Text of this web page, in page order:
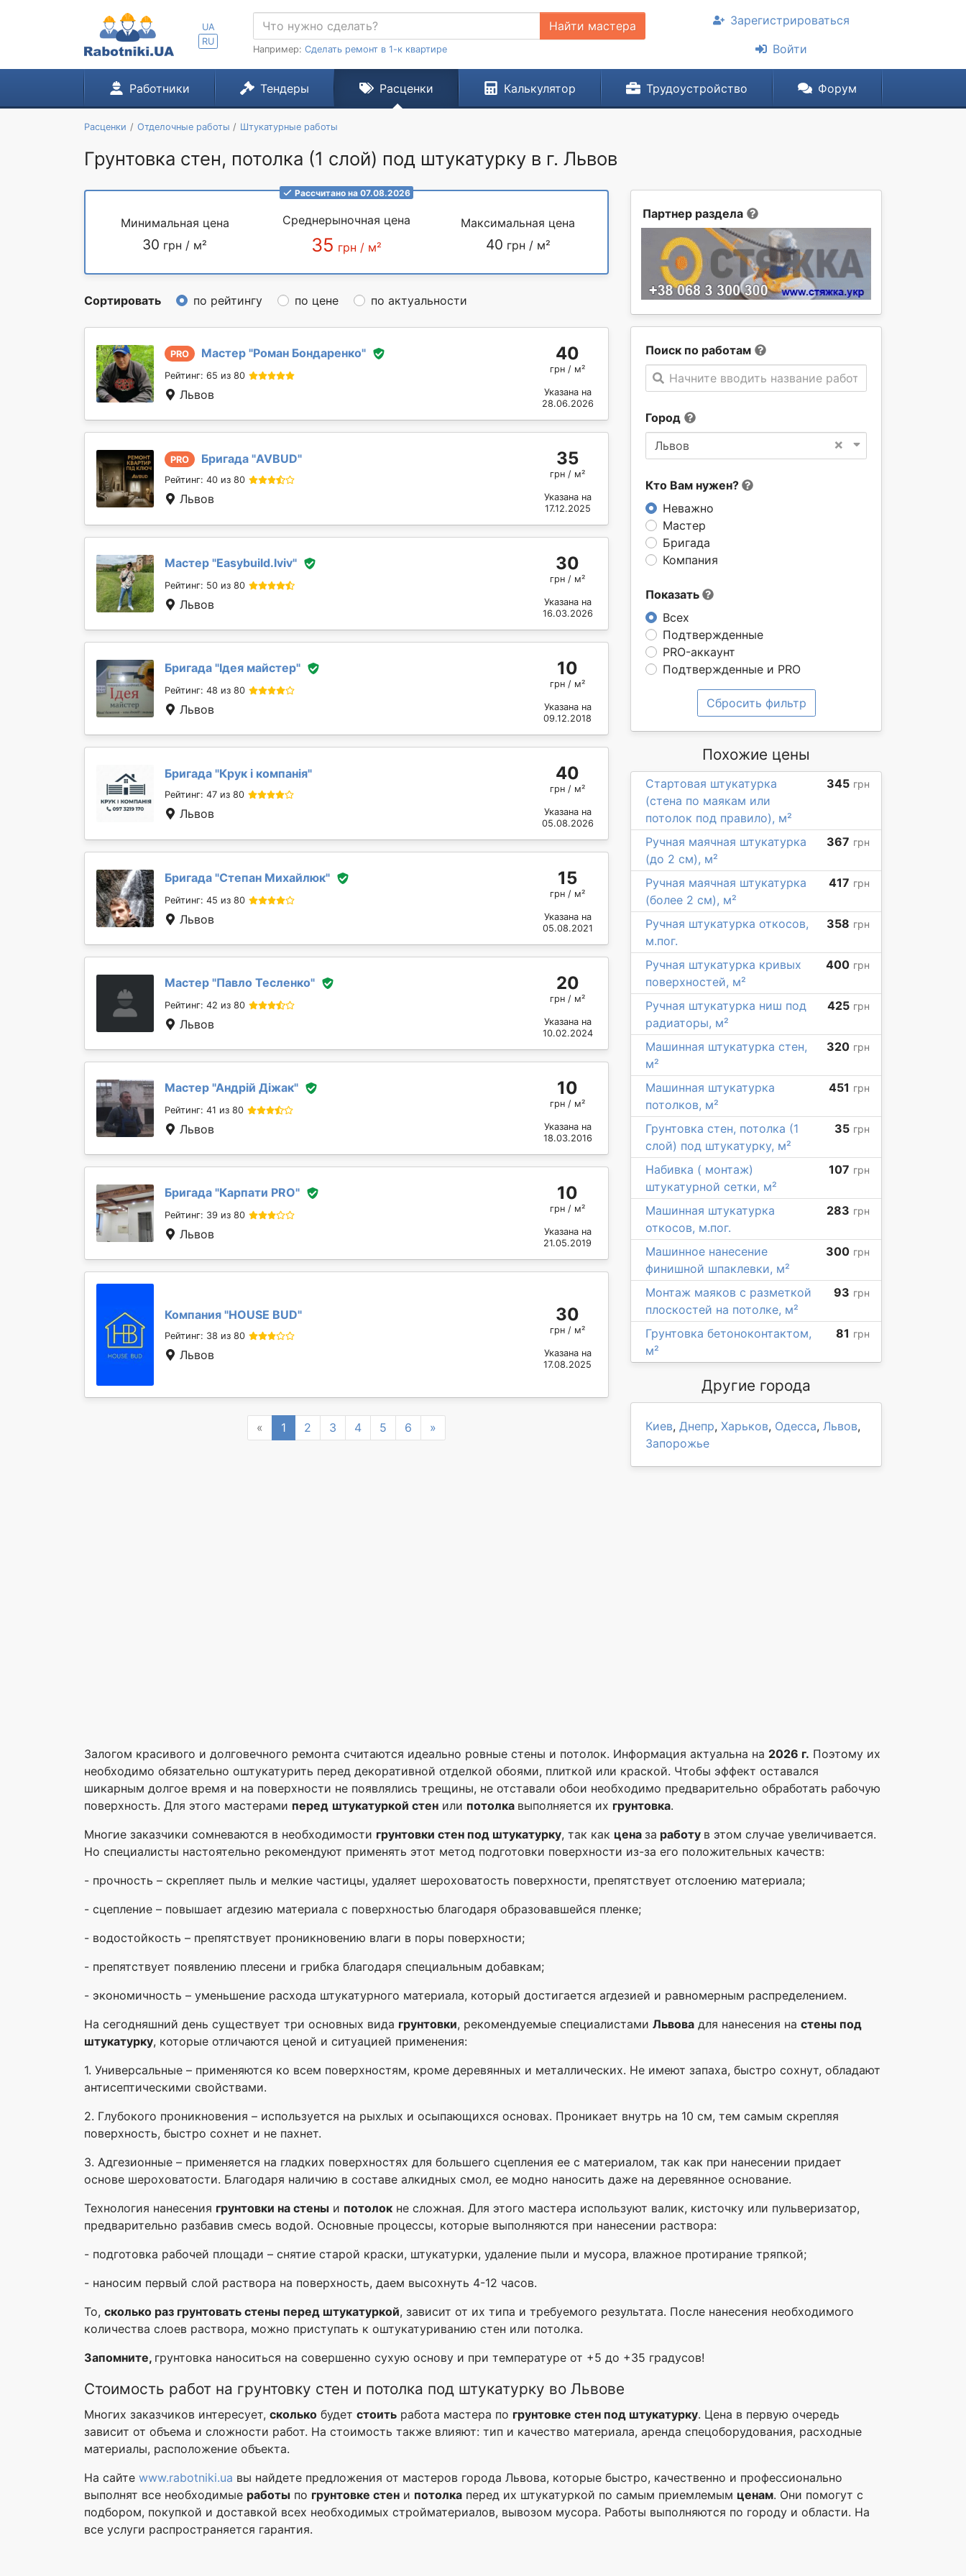
UA
RU
Найти мастера
Например: Сделать ремонт в 1-к квартире
Зарегистрироваться
Войти
Работники Тендеры Расценки Калькулятор Трудоустройство Форум
Расценки Отделочные работы Штукатурные работы
Грунтовка стен, потолка (1 слой) под штукатурку в г. Львов
Партнер раздела
Поиск по работам
Начните вводить название работы
Город
×
Львов
Кто Вам нужен?
Неважно
Мастер
Бригада
Компания
Показать
Всех
Подтвержденные
PRO-аккаунт
Подтвержденные и PRO
Сбросить фильтр
Рассчитано на 07.08.2026
Минимальная цена
30 грн / м²
Среднерыночная цена
35 грн / м²
Максимальная цена
40 грн / м²
Сортировать по рейтингу по цене по актуальности
PRO Мастер "Роман Бондаренко"
Рейтинг: 65 из 80
Львов
40
грн / м²
Указана на
28.06.2026
PRO Бригада "AVBUD"
Рейтинг: 40 из 80
Львов
35
грн / м²
Указана на
17.12.2025
Мастер "Easybuild.lviv"
Рейтинг: 50 из 80
Львов
30
грн / м²
Указана на
16.03.2026
Бригада "Ідея майстер"
Рейтинг: 48 из 80
Львов
10
грн / м²
Указана на
09.12.2018
Бригада "Крук і компанія"
Рейтинг: 47 из 80
Львов
40
грн / м²
Указана на
05.08.2026
Бригада "Степан Михайлюк"
Рейтинг: 45 из 80
Львов
15
грн / м²
Указана на
05.08.2021
Мастер "Павло Тесленко"
Рейтинг: 42 из 80
Львов
20
грн / м²
Указана на
10.02.2024
Мастер "Андрій Діжак"
Рейтинг: 41 из 80
Львов
10
грн / м²
Указана на
18.03.2016
Бригада "Карпати PRO"
Рейтинг: 39 из 80
Львов
10
грн / м²
Указана на
21.05.2019
Компания "HOUSE BUD"
Рейтинг: 38 из 80
Львов
30
грн / м²
Указана на
17.08.2025
« Previous
1 2 3 4 5 6 »
Похожие цены
Стартовая штукатурка
(стена по маякам или
потолок под правило), м²
345 грн
Ручная маячная штукатурка
(до 2 см), м²
367 грн
Ручная маячная штукатурка
(более 2 см), м²
417 грн
Ручная штукатурка откосов,
м.пог.
358 грн
Ручная штукатурка кривых
поверхностей, м²
400 грн
Ручная штукатурка ниш под
радиаторы, м²
425 грн
Машинная штукатурка стен,
м²
320 грн
Машинная штукатурка
потолков, м²
451 грн
Грунтовка стен, потолка (1
слой) под штукатурку, м²
35 грн
Набивка ( монтаж)
штукатурной сетки, м²
107 грн
Машинная штукатурка
откосов, м.пог.
283 грн
Машинное нанесение
финишной шпаклевки, м²
300 грн
Монтаж маяков с разметкой
плоскостей на потолке, м²
93 грн
Грунтовка бетоноконтактом,
м²
81 грн
Другие города
Киев, Днепр, Харьков, Одесса, Львов,
Запорожье
Залогом красивого и долговечного ремонта считаются идеально ровные стены и потолок. Информация актуальна на 2026 г. Поэтому их
необходимо обязательно оштукатурить перед декоративной отделкой обоями, плиткой или краской. Чтобы эффект оставался
шикарным долгое время и на поверхности не появлялись трещины, не отставали обои необходимо предварительно обработать рабочую
поверхность. Для этого мастерами перед штукатуркой стен или потолка выполняется их грунтовка.
Многие заказчики сомневаются в необходимости грунтовки стен под штукатурку, так как цена за работу в этом случае увеличивается.
Но специалисты настоятельно рекомендуют применять этот метод подготовки поверхности из-за его положительных качеств:
- прочность – скрепляет пыль и мелкие частицы, удаляет шероховатость поверхности, препятствует отслоению материала;
- сцепление – повышает агдезию материала с поверхностью благодаря образовавшейся пленке;
- водостойкость – препятствует проникновению влаги в поры поверхности;
- препятствует появлению плесени и грибка благодаря специальным добавкам;
- экономичность – уменьшение расхода штукатурного материала, который достигается агдезией и равномерным распределением.
На сегодняшний день существует три основных вида грунтовки, рекомендуемые специалистами Львова для нанесения на стены под
штукатурку, которые отличаются ценой и ситуацией применения:
1. Универсальные – применяются ко всем поверхностям, кроме деревянных и металлических. Не имеют запаха, быстро сохнут, обладают
антисептическими свойствами.
2. Глубокого проникновения – используется на рыхлых и осыпающихся основах. Проникает внутрь на 10 см, тем самым скрепляя
поверхность, быстро сохнет и не пахнет.
3. Адгезионные – применяется на гладких поверхностях для большего сцепления ее с материалом, так как при нанесении придает
основе шероховатости. Благодаря наличию в составе алкидных смол, ее модно наносить даже на деревянное основание.
Технология нанесения грунтовки на стены и потолок не сложная. Для этого мастера используют валик, кисточку или пульверизатор,
предварительно разбавив смесь водой. Основные процессы, которые выполняются при нанесении раствора:
- подготовка рабочей площади – снятие старой краски, штукатурки, удаление пыли и мусора, влажное протирание тряпкой;
- наносим первый слой раствора на поверхность, даем высохнуть 4-12 часов.
То, сколько раз грунтовать стены перед штукатуркой, зависит от их типа и требуемого результата. После нанесения необходимого
количества слоев раствора, можно приступать к оштукатуриванию стен или потолка.
Запомните, грунтовка наноситься на совершенно сухую основу и при температуре от +5 до +35 градусов!
Стоимость работ на грунтовку стен и потолка под штукатурку во Львове
Многих заказчиков интересует, сколько будет стоить работа мастера по грунтовке стен под штукатурку. Цена в первую очередь
зависит от объема и сложности работ. На стоимость также влияют: тип и качество материала, аренда спецоборудования, расходные
материалы, расположение объекта.
На сайте www.rabotniki.ua вы найдете предложения от мастеров города Львова, которые быстро, качественно и профессионально
выполнят все необходимые работы по грунтовке стен и потолка перед их штукатуркой по самым приемлемым ценам. Они помогут с
подбором, покупкой и доставкой всех необходимых стройматериалов, вывозом мусора. Работы выполняются по городу и области. На
все услуги распространяется гарантия.